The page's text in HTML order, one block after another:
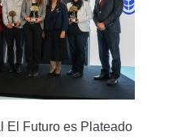
El Futuro es Plateado